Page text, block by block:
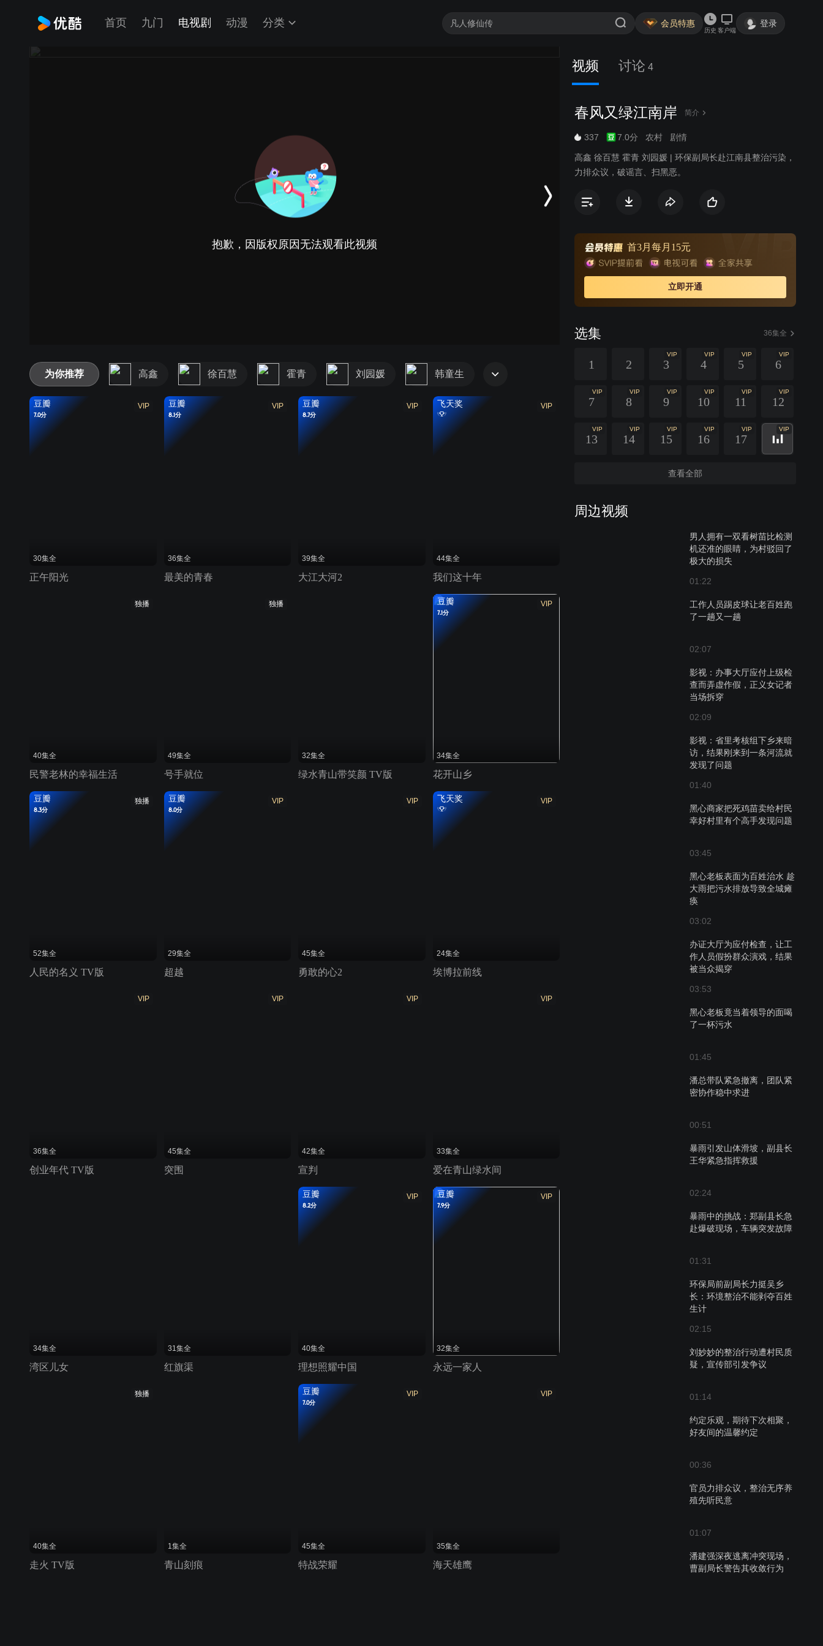
首页 九门 电视剧 动漫 分类 会员特惠
历史 客户端
登录
抱歉，因版权原因无法观看此视频
视频 讨论 4
春风又绿江南岸 简介
337 7.0分 农村 剧情
高鑫 徐百慧 霍青 刘园媛 | 环保副局长赴江南县整治污染，
力排众议，破谣言、扫黑恶。
首3月每月15元
立即开通
选集 36集全
1 2
VIP
3
VIP
4
VIP
5
VIP
6
VIP
7
VIP
8
VIP
9
VIP
10
VIP
11
VIP
12
VIP
13
VIP
14
VIP
15
VIP
16
VIP
17
VIP
查看全部
周边视频
男人拥有一双看树苗比检测
机还准的眼睛，为村驳回了
极大的损失
01:22
工作人员踢皮球让老百姓跑
了一趟又一趟
02:07
影视：办事大厅应付上级检
查而弄虚作假，正义女记者
当场拆穿
02:09
影视：省里考核组下乡来暗
访，结果刚来到一条河流就
发现了问题
01:40
黑心商家把死鸡苗卖给村民
幸好村里有个高手发现问题
03:45
黑心老板表面为百姓治水 趁
大雨把污水排放导致全城瘫
痪
03:02
办证大厅为应付检查，让工
作人员假扮群众演戏，结果
被当众揭穿
03:53
黑心老板竟当着领导的面喝
了一杯污水
01:45
潘总带队紧急撤离，团队紧
密协作稳中求进
00:51
暴雨引发山体滑坡，副县长
王华紧急指挥救援
02:24
暴雨中的挑战：郑副县长急
赴爆破现场，车辆突发故障
01:31
环保局前副局长力挺吴乡
长：环境整治不能剥夺百姓
生计
02:15
刘妙妙的整治行动遭村民质
疑，宣传部引发争议
01:14
约定乐观，期待下次相聚，
好友间的温馨约定
00:36
官员力排众议，整治无序养
殖先听民意
01:07
潘建强深夜逃离冲突现场，
曹副局长警告其收敛行为
为你推荐 高鑫 徐百慧 霍青 刘园媛 韩童生
VIP
豆瓣
7.0分
30集全
正午阳光
VIP
豆瓣
8.1分
36集全
最美的青春
VIP
豆瓣
8.7分
39集全
大江大河2
VIP
飞天奖
44集全
我们这十年
独播
40集全
民警老林的幸福生活
独播
49集全
号手就位
32集全
绿水青山带笑颜 TV版
VIP
豆瓣
7.1分
34集全
花开山乡
独播
豆瓣
8.3分
52集全
人民的名义 TV版
VIP
豆瓣
8.0分
29集全
超越
VIP
45集全
勇敢的心2
VIP
飞天奖
24集全
埃博拉前线
VIP
36集全
创业年代 TV版
VIP
45集全
突围
VIP
42集全
宣判
VIP
33集全
爱在青山绿水间
34集全
湾区儿女
31集全
红旗渠
VIP
豆瓣
8.2分
40集全
理想照耀中国
VIP
豆瓣
7.9分
32集全
永远一家人
独播
40集全
走火 TV版
1集全
青山刻痕
VIP
豆瓣
7.0分
45集全
特战荣耀
VIP
35集全
海天雄鹰